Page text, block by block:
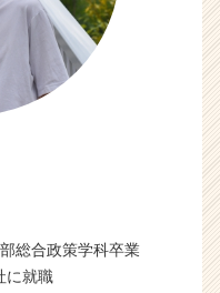
総合政策学科卒業
に就職